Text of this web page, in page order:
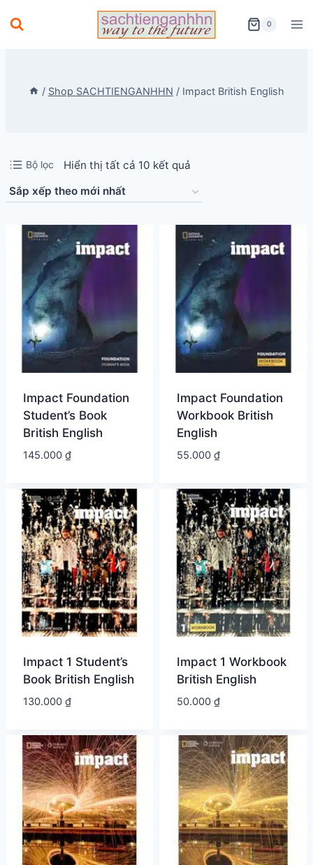
to
0
/ Shop SACHTIENGANHHN / Impact British English
Bộ lọc Hiển thị tất cả 10 kết quảĐã
xếp
theo
mới
nhất
Impact Foundation
Student’s Book
British English
145.000 ₫
Impact Foundation
Workbook British
English
55.000 ₫
Impact 1 Student’s
Book British English
130.000 ₫
Impact 1 Workbook
British English
50.000 ₫